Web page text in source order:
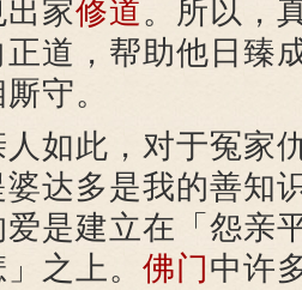
家修道。所以，
道，帮助他日臻
守。
此，对于冤家
达多是我的善知
是建立在「怨亲
之上。 佛门中许